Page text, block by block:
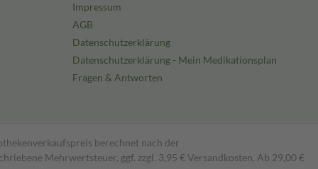
Impressum
AGB
Datenschutzerklärung
Datenschutzerklärung - Mein Medikationsplan
Fragen & Antworten
berechnet nach der
Mehrwertsteuer, ggf. zzgl. 3,95 € Versandkosten. Ab 29,00 €